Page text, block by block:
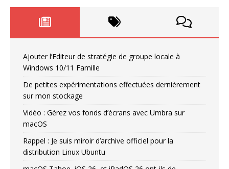
Ajouter l’Editeur de stratégie de groupe locale à
Windows 10/11 Famille
De petites expérimentations effectuées dernièrement
sur mon stockage
Vidéo : Gérez vos fonds d’écrans avec Umbra sur
macOS
Rappel : Je suis miroir d’archive officiel pour la
distribution Linux Ubuntu